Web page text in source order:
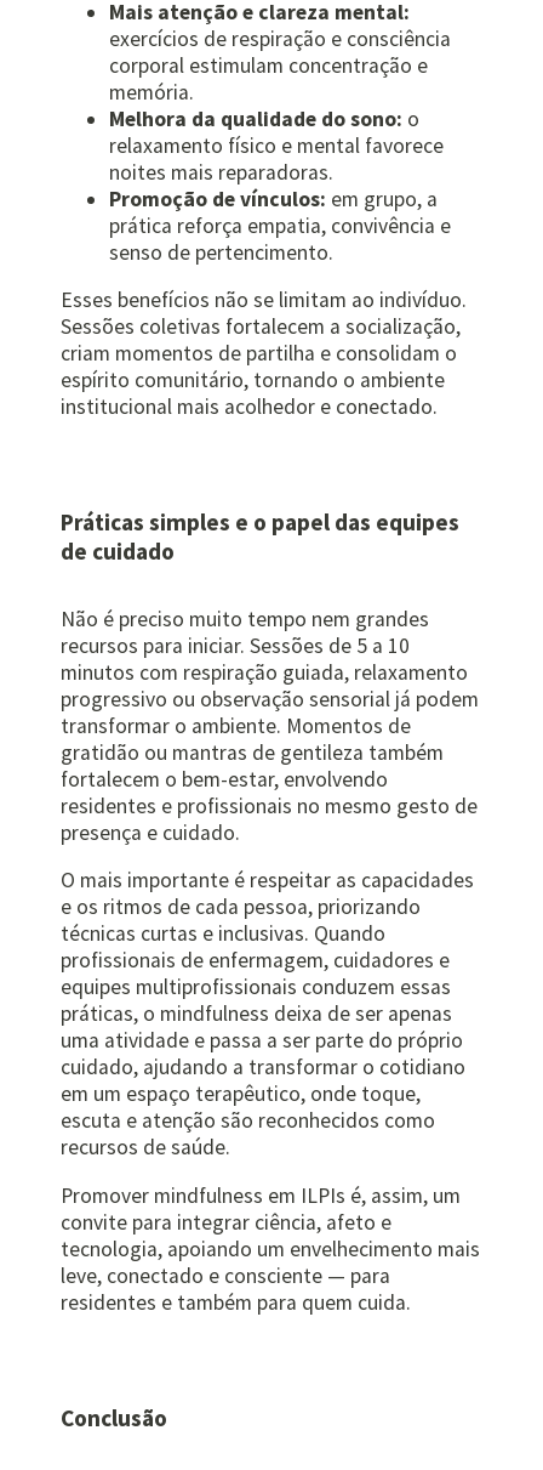
Mais atenção e clareza mental:
exercícios de respiração e consciência
corporal estimulam concentração e
memória.
Melhora da qualidade do sono: o
relaxamento físico e mental favorece
noites mais reparadoras.
Promoção de vínculos: em grupo, a
prática reforça empatia, convivência e
senso de pertencimento.
Esses benefícios não se limitam ao indivíduo.
Sessões coletivas fortalecem a socialização,
criam momentos de partilha e consolidam o
espírito comunitário, tornando o ambiente
institucional mais acolhedor e conectado.
Práticas simples e o papel das equipes
de cuidado
Não é preciso muito tempo nem grandes
recursos para iniciar. Sessões de 5 a 10
minutos com respiração guiada, relaxamento
progressivo ou observação sensorial já podem
transformar o ambiente. Momentos de
gratidão ou mantras de gentileza também
fortalecem o bem-estar, envolvendo
residentes e profissionais no mesmo gesto de
presença e cuidado.
O mais importante é respeitar as capacidades
e os ritmos de cada pessoa, priorizando
técnicas curtas e inclusivas. Quando
profissionais de enfermagem, cuidadores e
equipes multiprofissionais conduzem essas
práticas, o mindfulness deixa de ser apenas
uma atividade e passa a ser parte do próprio
cuidado, ajudando a transformar o cotidiano
em um espaço terapêutico, onde toque,
escuta e atenção são reconhecidos como
recursos de saúde.
Promover mindfulness em ILPIs é, assim, um
convite para integrar ciência, afeto e
tecnologia, apoiando um envelhecimento mais
leve, conectado e consciente — para
residentes e também para quem cuida.
Conclusão